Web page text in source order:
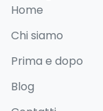
Home
Chi siamo
Prima e dopo
Blog